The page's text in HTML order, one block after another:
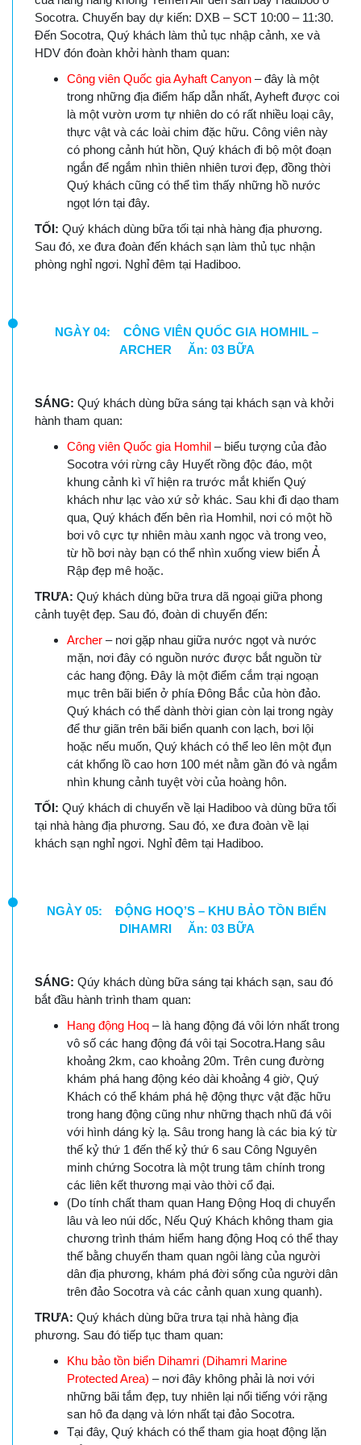
Socotra. Chuyến bay dự kiến: DXB – SCT 10:00 – 11:30.
Đến Socotra, Quý khách làm thủ tục nhập cảnh, xe và
HDV đón đoàn khởi hành tham quan:
Công viên Quốc gia Ayhaft Canyon– đây là một
trong những địa điểm hấp dẫn nhất, Ayheft được coi
là một vườn ươm tự nhiên do có rất nhiều loại cây,
thực vật và các loài chim đặc hữu. Công viên này
có phong cảnh hút hồn, Quý khách đi bộ một đoạn
ngắn để ngắm nhìn thiên nhiên tươi đẹp, đồng thời
Quý khách cũng có thể tìm thấy những hồ nước
ngọt lớn tại đây.
TỐI: Quý khách dùng bữa tối tại nhà hàng địa phương.
Sau đó, xe đưa đoàn đến khách sạn làm thủ tục nhận
phòng nghỉ ngơi. Nghỉ đêm tại Hadiboo.
NGÀY 04: CÔNG VIÊN QUỐC GIA HOMHIL –
ARCHER Ăn: 03 BỮA
SÁNG: Quý khách dùng bữa sáng tại khách sạn và khởi
hành tham quan:
Công viên Quốc gia Homhil – biểu tượng của đảo
Socotra với rừng cây Huyết rồng độc đáo, một
khung cảnh kì vĩ hiện ra trước mắt khiến Quý
khách như lạc vào xứ sở khác. Sau khi đi dạo tham
qua, Quý khách đến bên rìa Homhil, nơi có một hồ
bơi vô cực tự nhiên màu xanh ngọc và trong veo,
từ hồ bơi này bạn có thể nhìn xuống view biển Ả
Rập đẹp mê hoặc.
TRƯA: Quý khách dùng bữa trưa dã ngoại giữa phong
cảnh tuyệt đẹp. Sau đó, đoàn di chuyển đến:
Archer– nơi gặp nhau giữa nước ngọt và nước
mặn, nơi đây có nguồn nước được bắt nguồn từ
các hang động. Đây là một điểm cắm trại ngoạn
mục trên bãi biển ở phía Đông Bắc của hòn đảo.
Quý khách có thể dành thời gian còn lại trong ngày
để thư giãn trên bãi biển quanh con lạch, bơi lội
hoặc nếu muốn, Quý khách có thể leo lên một đụn
cát khổng lồ cao hơn 100 mét nằm gần đó và ngắm
nhìn khung cảnh tuyệt vời của hoàng hôn.
TỐI: Quý khách di chuyển về lại Hadiboo và dùng bữa tối
tại nhà hàng địa phương. Sau đó, xe đưa đoàn về lại
khách sạn nghỉ ngơi. Nghỉ đêm tại Hadiboo.
NGÀY 05: ĐỘNG HOQ’S – KHU BẢO TỒN BIỂN
DIHAMRI Ăn: 03 BỮA
SÁNG: Qúy khách dùng bữa sáng tại khách sạn, sau đó
bắt đầu hành trình tham quan:
Hang động Hoq – là hang động đá vôi lớn nhất trong
vô số các hang động đá vôi tại Socotra.Hang sâu
khoảng 2km, cao khoảng 20m. Trên cung đường
khám phá hang động kéo dài khoảng 4 giờ, Quý
Khách có thể khám phá hệ động thực vật đặc hữu
trong hang động cũng như những thạch nhũ đá vôi
với hình dáng kỳ lạ. Sâu trong hang là các bia ký từ
thế kỷ thứ 1 đến thế kỷ thứ 6 sau Công Nguyên
minh chứng Socotra là một trung tâm chính trong
các liên kết thương mại vào thời cổ đại.
(Do tính chất tham quan Hang Động Hoq di chuyển
lâu và leo núi dốc, Nếu Quý Khách không tham gia
chương trình thám hiểm hang động Hoq có thể thay
thế bằng chuyến tham quan ngôi làng của người
dân địa phương, khám phá đời sống của người dân
trên đảo Socotra và các cảnh quan xung quanh).
TRƯA: Quý khách dùng bữa trưa tại nhà hàng địa
phương. Sau đó tiếp tục tham quan:
Khu bảo tồn biển Dihamri (Dihamri Marine
Protected Area) – nơi đây không phải là nơi với
những bãi tắm đẹp, tuy nhiên lại nổi tiếng với rặng
san hô đa dạng và lớn nhất tại đảo Socotra.
Tại đây, Quý khách có thể tham gia hoạt động lặn